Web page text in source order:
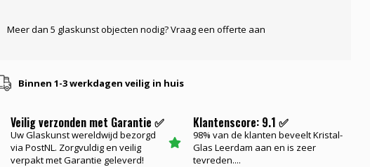
Meer dan 5 glaskunst objecten nodig? Vraag een offerte aan
Binnen 1-3 werkdagen veilig in huis
Veilig verzonden met Garantie ✅
Uw Glaskunst wereldwijd bezorgd
via PostNL. Zorgvuldig en veilig
verpakt met Garantie geleverd!
Klantenscore: 9.1 ✅
98% van de klanten beveelt Kristal-
Glas Leerdam aan en is zeer
tevreden....